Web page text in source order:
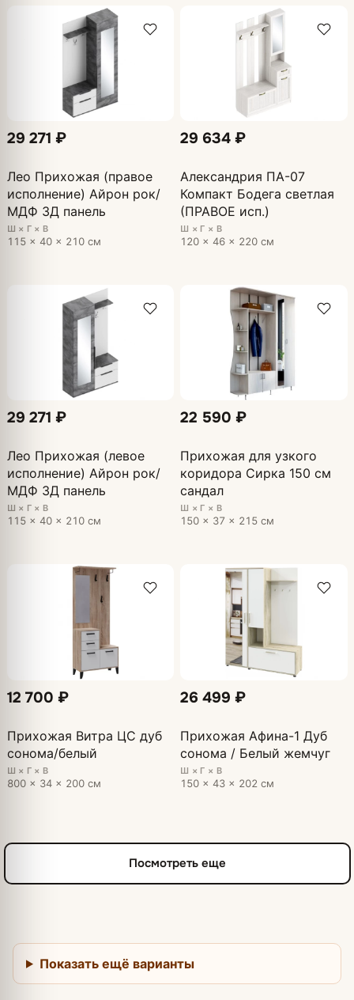
29 271 ₽
Лео Прихожая (правое
исполнение) Айрон рок/
МДФ 3Д панель
Ш × Г × В
115 × 40 × 210 см
29 634 ₽
Александрия ПА-07
Компакт Бодега светлая
(ПРАВОЕ исп.)
Ш × Г × В
120 × 46 × 220 см
29 271 ₽
Лео Прихожая (левое
исполнение) Айрон рок/
МДФ 3Д панель
Ш × Г × В
115 × 40 × 210 см
22 590 ₽
Прихожая для узкого
коридора Сирка 150 см
сандал
Ш × Г × В
150 × 37 × 215 см
12 700 ₽
Прихожая Витра ЦС дуб
сонома/белый
Ш × Г × В
800 × 34 × 200 см
26 499 ₽
Прихожая Афина-1 Дуб
сонома / Белый жемчуг
Ш × Г × В
150 × 43 × 202 см
Посмотреть еще
Показать ещё варианты